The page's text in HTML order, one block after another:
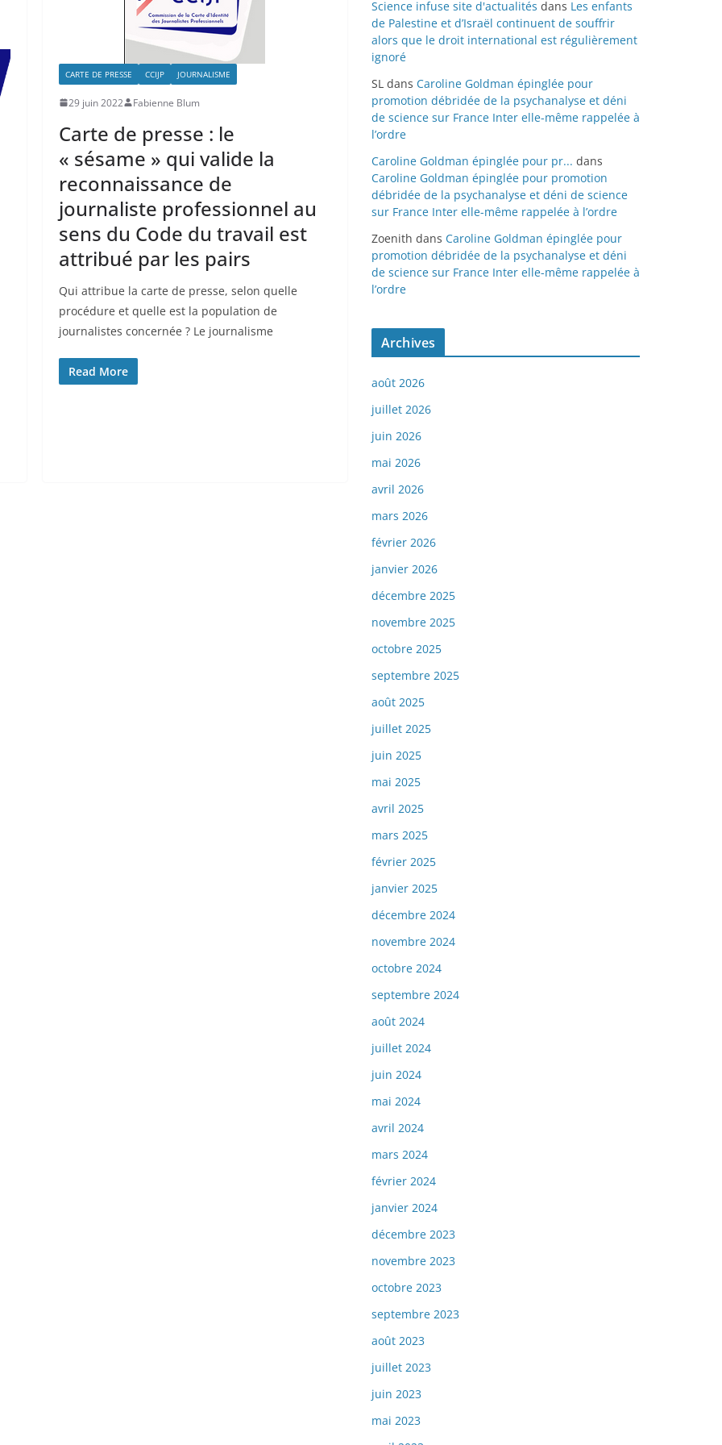
CARTE DE PRESSE CCIJP JOURNALISME
29 juin 2022 Fabienne Blum
Carte de presse : le
« sésame » qui valide la
reconnaissance de
journaliste professionnel au
sens du Code du travail est
attribué par les pairs
Qui attribue la carte de presse, selon quelle
procédure et quelle est la population de
journalistes concernée ? Le journalisme
Read More
Science infuse site d'actualités dans Les enfants
de Palestine et d’Israël continuent de souffrir
alors que le droit international est régulièrement
ignoré
SL dans Caroline Goldman épinglée pour
promotion débridée de la psychanalyse et déni
de science sur France Inter elle-même rappelée à
l’ordre
Caroline Goldman épinglée pour pr... dans
Caroline Goldman épinglée pour promotion
débridée de la psychanalyse et déni de science
sur France Inter elle-même rappelée à l’ordre
Zoenith dans Caroline Goldman épinglée pour
promotion débridée de la psychanalyse et déni
de science sur France Inter elle-même rappelée à
l’ordre
Archives
août 2026
juillet 2026
juin 2026
mai 2026
avril 2026
mars 2026
février 2026
janvier 2026
décembre 2025
novembre 2025
octobre 2025
septembre 2025
août 2025
juillet 2025
juin 2025
mai 2025
avril 2025
mars 2025
février 2025
janvier 2025
décembre 2024
novembre 2024
octobre 2024
septembre 2024
août 2024
juillet 2024
juin 2024
mai 2024
avril 2024
mars 2024
février 2024
janvier 2024
décembre 2023
novembre 2023
octobre 2023
septembre 2023
août 2023
juillet 2023
juin 2023
mai 2023